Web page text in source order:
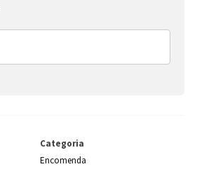
Categoria
Encomenda